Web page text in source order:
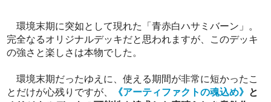
環境末期に突如として現れた「青赤白ハサミバーン」。
完全なるオリジナルデッキだと思われますが、このデッキ
の強さと楽しさは本物でした。
環境末期だったゆえに、使える期間が非常に短かったこ
とだけが心残りですが、
《アーティファクトの魂込め》 と